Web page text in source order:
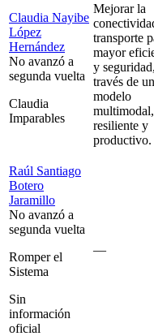
Claudia Nayibe
López
Hernández
No avanzó a
segunda vuelta
Claudia
Imparables
Mejorar la
transporte
mayor
y
través de un
modelo
multimodal,
resiliente y
productivo.
Raúl Santiago
Botero
Jaramillo
No avanzó a
segunda vuelta
Romper el
Sistema
Sin
información
oficial
—